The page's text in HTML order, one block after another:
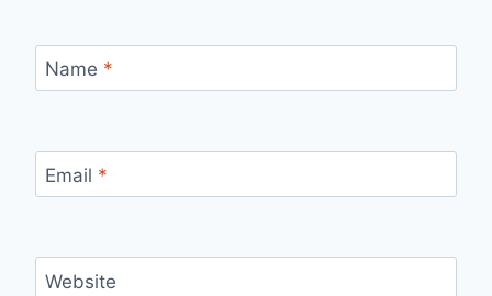
Name *
Email *
Website